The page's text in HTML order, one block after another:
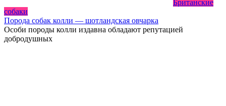
Британские
собаки
Порода собак колли — шотландская овчарка
Особи породы колли издавна обладают репутацией
добродушных